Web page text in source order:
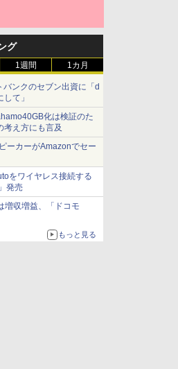
グ
1週間 1カ月
バンクのセブン出資に「d
て」
化は検証のた
考え方にも言及
ーカーがAmazonでセー
をワイヤレス接続する
発売
増収増益、「ドコモ
もっと見る